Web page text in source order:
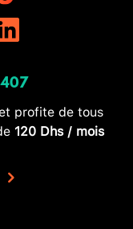
profite de tous
120 Dhs / mois